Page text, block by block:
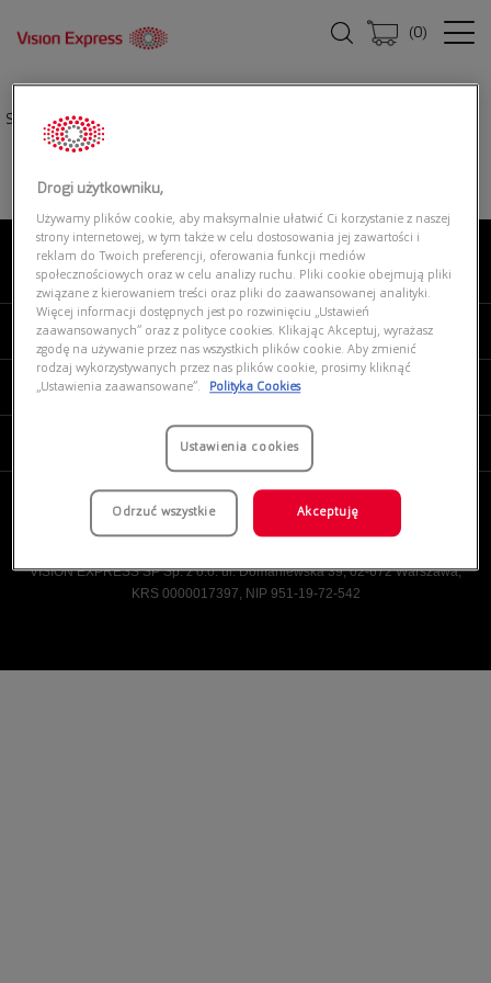
(0)
Strona główna|
O NAS
MOJE VISION EXPRESS
PRODUKTY I USŁUGI
VISION EXPRESS SP Sp. z o.o. ul. Domaniewska 39, 02-672 Warszawa,
KRS 0000017397, NIP 951-19-72-542
Drogi użytkowniku,
Używamy plików cookie, aby maksymalnie ułatwić Ci korzystanie z naszej
strony internetowej, w tym także w celu dostosowania jej zawartości i
reklam do Twoich preferencji, oferowania funkcji mediów
społecznościowych oraz w celu analizy ruchu. Pliki cookie obejmują pliki
związane z kierowaniem treści oraz pliki do zaawansowanej analityki.
Więcej informacji dostępnych jest po rozwinięciu „Ustawień
zaawansowanych” oraz z polityce cookies. Klikając Akceptuj, wyrażasz
zgodę na używanie przez nas wszystkich plików cookie. Aby zmienić
rodzaj wykorzystywanych przez nas plików cookie, prosimy kliknąć
„Ustawienia zaawansowane”.
Polityka Cookies
Ustawienia cookies
Odrzuć wszystkie Akceptuję